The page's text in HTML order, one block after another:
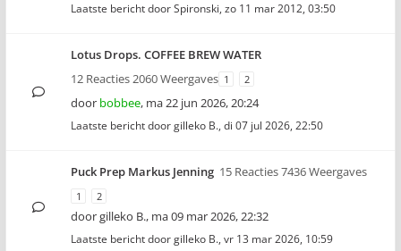
Laatste bericht doorSpironski, zo 11 mar 2012, 03:50
Lotus Drops. COFFEE BREW WATER
12 Reacties 2060 Weergaves 1 2
door bobbee, ma 22 jun 2026, 20:24
Laatste bericht doorgilleko B., di 07 jul 2026, 22:50
Puck Prep Markus Jenning 15 Reacties 7436 Weergaves
1 2
doorgilleko B., ma 09 mar 2026, 22:32
Laatste bericht doorgilleko B., vr 13 mar 2026, 10:59